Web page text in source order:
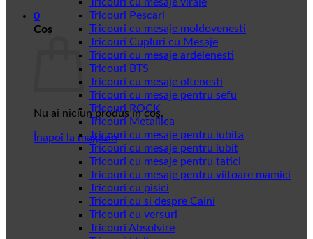
0
Coș
Nu ai niciun produs în coș.
Înapoi la magazin
Tricouri Pescari
Tricouri cu mesaje moldovenesti
Tricouri Cupluri cu Mesaje
Tricouri cu mesaje ardelenesti
Tricouri BTS
Tricouri cu mesaje oltenesti
Tricouri cu mesaje pentru sefu
Tricouri ROCK
Tricouri Metallica
Tricouri cu mesaje pentru iubita
Tricouri cu mesaje pentru iubit
Tricouri cu mesaje pentru tatici
Tricouri cu mesaje pentru viitoare mamici
Tricouri cu pisici
Tricouri cu si despre Caini
Tricouri cu versuri
Tricouri Absolvire